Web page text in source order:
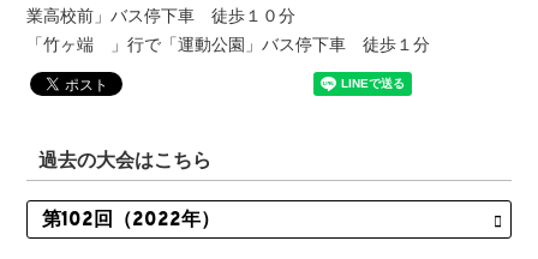
業高校前」バス停下車 徒歩１０分
「竹ヶ端 」行で「運動公園」バス停下車 徒歩１分
過去の大会はこちら